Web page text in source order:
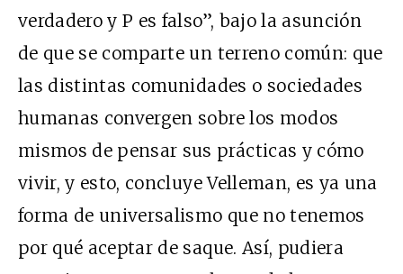
verdadero y P es falso”, bajo la asunción
de que se comparte un terreno común: que
las distintas comunidades o sociedades
humanas convergen sobre los modos
mismos de pensar sus prácticas y cómo
vivir, y esto, concluye Velleman, es ya una
forma de universalismo que no tenemos
por qué aceptar de saque. Así, pudiera